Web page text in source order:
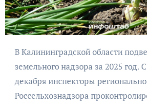
В Калининградской области подвели итоги
земельного надзора за 2025 год.
декабря инспекторы
Россельхознадзора